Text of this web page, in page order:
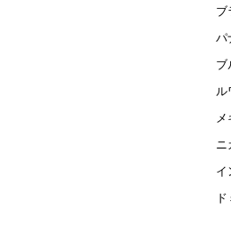
ブ
パ
ブ
ル
メ
ニ
イ